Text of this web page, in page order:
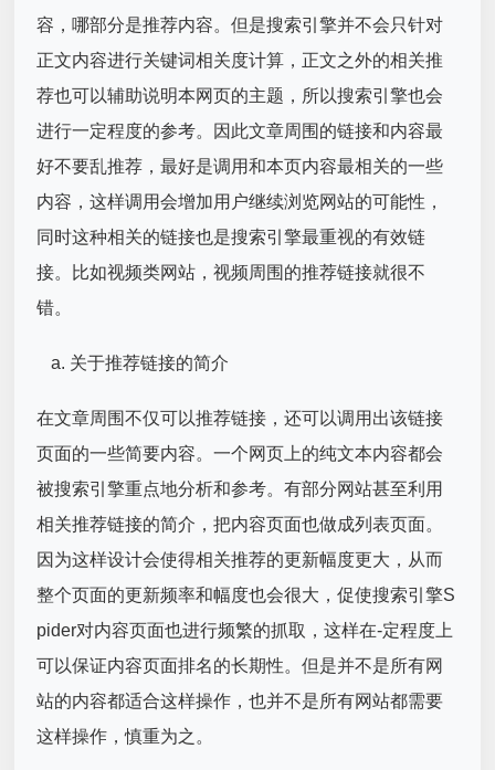
容，哪部分是推荐内容。但是搜索引擎并不会只针对
正文内容进行关键词相关度计算，正文之外的相关推
荐也可以辅助说明本网页的主题，所以搜索引擎也会
进行一定程度的参考。因此文章周围的链接和内容最
好不要乱推荐，最好是调用和本页内容最相关的一些
内容，这样调用会增加用户继续浏览网站的可能性，
同时这种相关的链接也是搜索引擎最重视的有效链
接。比如视频类网站，视频周围的推荐链接就很不
错。
关于推荐链接的简介
在文章周围不仅可以推荐链接，还可以调用出该链接
页面的一些简要内容。一个网页上的纯文本内容都会
被搜索引擎重点地分析和参考。有部分网站甚至利用
相关推荐链接的简介，把内容页面也做成列表页面。
因为这样设计会使得相关推荐的更新幅度更大，从而
整个页面的更新频率和幅度也会很大，促使搜索引擎S
pider对内容页面也进行频繁的抓取，这样在-定程度上
可以保证内容页面排名的长期性。但是并不是所有网
站的内容都适合这样操作，也并不是所有网站都需要
这样操作，慎重为之。